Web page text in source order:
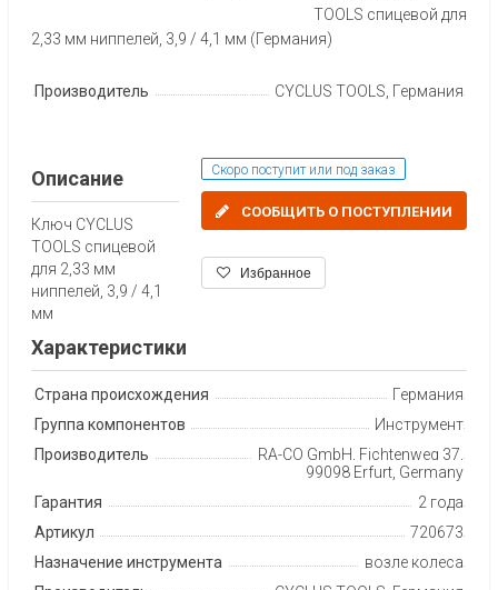
TOOLS спицевой для
2,33 мм ниппелей, 3,9 / 4,1 мм (Германия)
Производитель CYCLUS TOOLS, Германия
Скоро поступит или под заказ
СООБЩИТЬ О ПОСТУПЛЕНИИ
Избранное
Описание
Ключ CYCLUS
TOOLS спицевой
для 2,33 мм
ниппелей, 3,9 / 4,1
мм
Характеристики
Страна происхождения
Германия
Группа компонентов
Инструмент
Производитель
RA-CO GmbH, Fichtenweg 37,
99098 Erfurt, Germany
Гарантия
2 года
Артикул
720673
Назначение инструмента
возле колеса